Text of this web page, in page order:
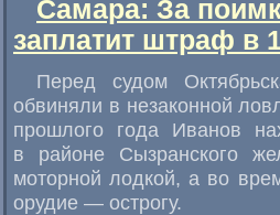
Самара: За
заплатит штраф в
Перед судом
обвиняли в незаконной
прошлого года Иванов
в районе Сызранского
моторной лодкой, а во
орудие — острогу.